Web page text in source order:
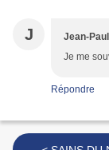
J Jean-
Je me
Répondre